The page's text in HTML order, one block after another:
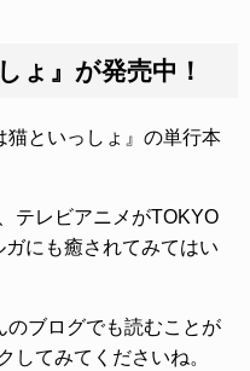
ょ』が発売中！
猫といっしょ』の単行本
テレビアニメがTOKYO
にも癒されてみてはい
のブログでも読むことが
してみてくださいね。